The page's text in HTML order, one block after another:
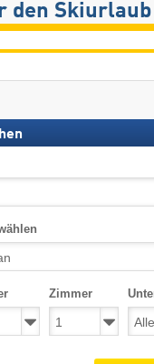
den Skiurlaub
Zimmer